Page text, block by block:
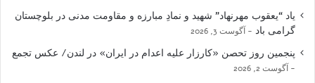
یاد “یعقوب مهرنهاد” شهید و نمادِ مبارزه و مقاومت مدنی در بلوچستان
گرامی باد
آگوست 3, 2026
پنجمین روز تحصن «کارزار علیه اعدام در ایران» در لندن/ عکس تجمع
آگوست 2, 2026